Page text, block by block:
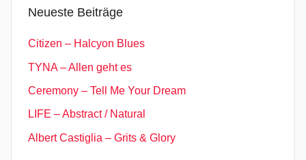
Neueste Beiträge
Citizen – Halcyon Blues
TYNA – Allen geht es
Ceremony – Tell Me Your Dream
LIFE – Abstract / Natural
Albert Castiglia – Grits & Glory